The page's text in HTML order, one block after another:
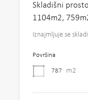
Skladišni
1104m2,
Iznajmljuje se
Površina
787 m2